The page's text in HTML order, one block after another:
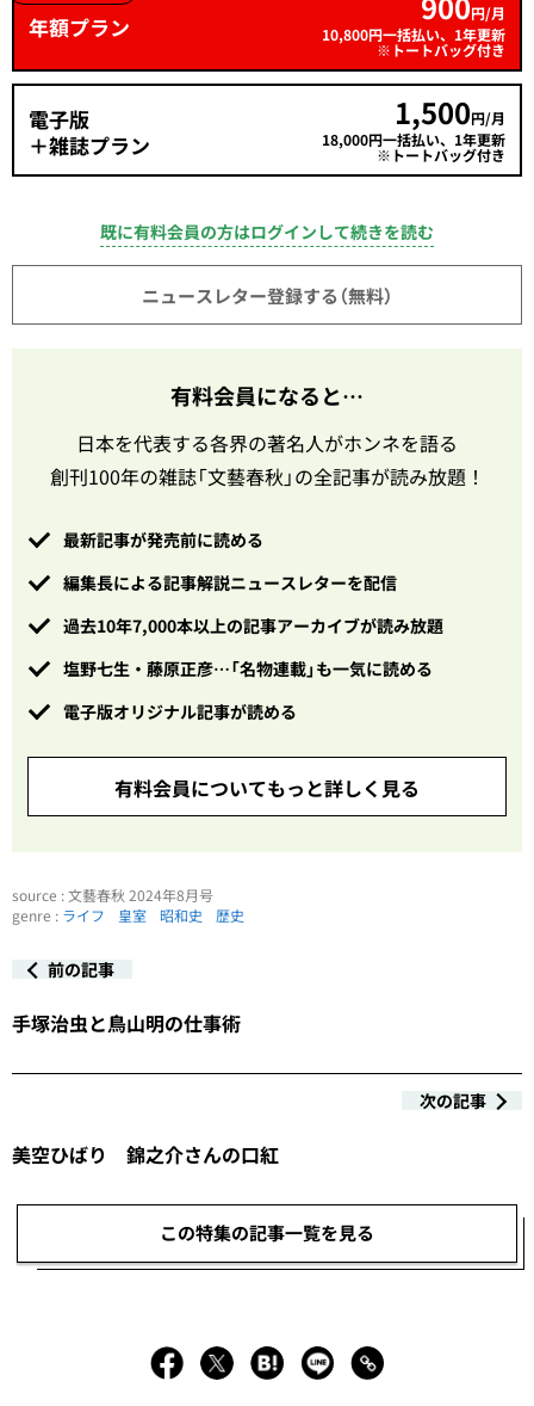
年額プラン
円/月
10,800円一括払い、1年更新
※トートバッグ付き
電子版
＋雑誌プラン
1,500円/月
18,000円一括払い、1年更新
※トートバッグ付き
既に有料会員の方はログインして続きを読む
ニュースレター登録する（無料）
有料会員になると…
日本を代表する各界の著名人がホンネを語る
創刊100年の雑誌「文藝春秋」の全記事が読み放題！
最新記事が発売前に読める
編集長による記事解説ニュースレターを配信
過去10年7,000本以上の記事アーカイブが読み放題
塩野七生・藤原正彦…「名物連載」も一気に読める
電子版オリジナル記事が読める
有料会員についてもっと詳しく見る
source : 文藝春秋 2024年8月号
genre : ライフ 皇室 昭和史 歴史
前の記事
手塚治虫と鳥山明の仕事術
次の記事
美空ひばり 錦之介さんの口紅
この特集の記事一覧を見る